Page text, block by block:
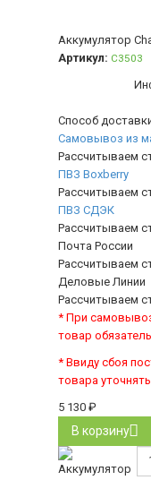
Аккумулятор
Артикул: C3503
Способ
Самовывоз из
Рассчитываем
ПВЗ Boxberry
Рассчитываем
ПВЗ СДЭК
Рассчитываем
Почта России
Рассчитываем
Деловые Линии
Рассчитываем
* При
товар
* Ввиду сбоя
товара
5 130 ₽
В корзину